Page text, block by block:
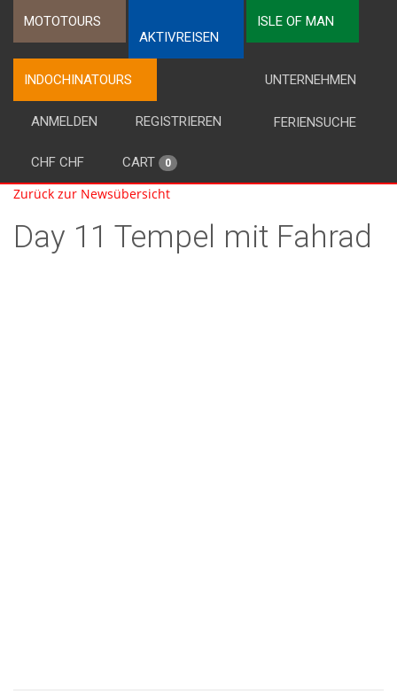
MOTOTOURS
AKTIVREISEN
ISLE OF MAN
INDOCHINATOURS UNTERNEHMEN
FERIENSUCHE
ANMELDEN REGISTRIEREN
CHF CHF CART 0
Zurück zur Newsübersicht
Day 11 Tempel mit Fahrad